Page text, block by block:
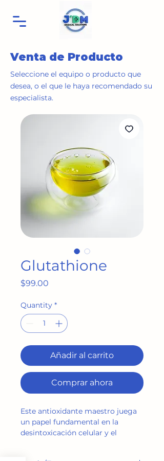
Venta de Producto
Seleccione el equipo o producto que
desea, o el que le haya recomendado su
especialista.
Glutathione
$99.00
Quantity *
Añadir al carrito
Comprar ahora
Este antioxidante maestro juega
un papel fundamental en la
desintoxicación celular y el